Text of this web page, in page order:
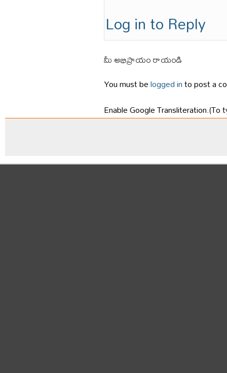
Log in to Reply
మీ అభిప్రాయం రాయండి
You must belogged into post a
Enable Google